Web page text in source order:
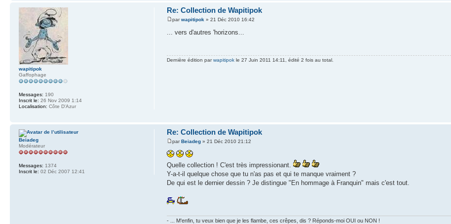
Re: Collection de Wapitipok
parwapitipok » 21 Déc 2010 16:42
... vers d'autres 'horizons...
Dernière édition parwapitipok le 27 Juin 2011 14:11, édité 2 fois au total.
wapitipok
Gaffophage
Messages: 190
Inscrit le: 26 Nov 2009 1:14
Localisation: Côte D'Azur
Re: Collection de Wapitipok
parBeiadeg » 21 Déc 2010 21:12
Quelle collection ! C'est très impressionant.
Y-a-t-il quelque chose que tu n'as pas et qui te manque vraiment ?
De qui est le dernier dessin ? Je distingue "En hommage à Franquin" mais c'est tout.
- ... M'enfin, tu veux bien que je les flambe, ces crêpes, dis ? Réponds-moi OUI ou NON !
Beiadeg
Modérateur
Messages: 1374
Inscrit le: 02 Déc 2007 12:41